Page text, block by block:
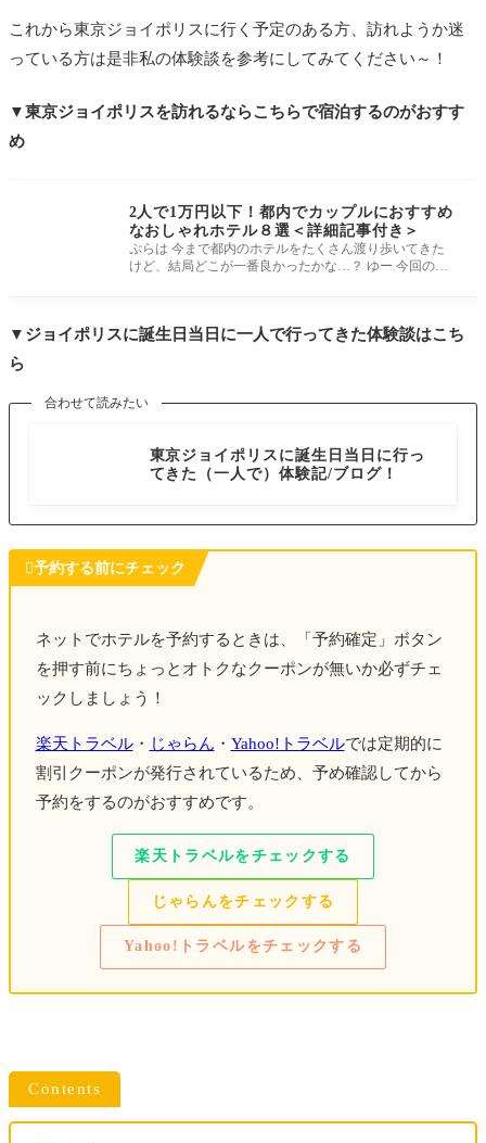
これから東京ジョイポリスに行く予定のある方、訪れようか迷
っている方は是非私の体験談を参考にしてみてください～！
▼東京ジョイポリスを訪れるならこちらで宿泊するのがおすす
め
2人で1万円以下！都内でカップルにおすすめ
なおしゃれホテル８選＜詳細記事付き＞
ぷらは 今まで都内のホテルをたくさん渡り歩いてきた
けど、結局どこが一番良かったかな…？ ゆー 今回の記
▼ジョイポリスに誕生日当日に一人で行ってきた体験談はこち
ら
合わせて読みたい
東京ジョイポリスに誕生日当日に行っ
てきた（一人で）体験記/ブログ！
予約する前にチェック
ネットでホテルを予約するときは、「予約確定」ボタン
を押す前にちょっとオトクなクーポンが無いか必ずチェ
ックしましょう！
楽天トラベル・ じゃらん ・ Yahoo!トラベルでは定期的に
割引クーポンが発行されているため、予め確認してから
予約をするのがおすすめです。
楽天トラベルをチェックする
じゃらんをチェックする
Yahoo!トラベルをチェックする
Contents